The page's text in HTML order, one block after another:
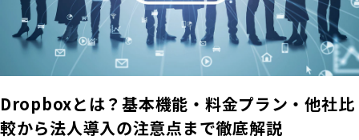
Dropboxとは？基本機能・料金プラン・他社比
較から法人導入の注意点まで徹底解説